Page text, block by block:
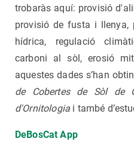
trobaràs aquí: provisió
provisió de fusta i llenya,
hídrica, regulació
carboni al sòl, erosió
aquestes dades s’han
de Cobertes de Sòl de
d'Ornitologia i també
DeBosCat App